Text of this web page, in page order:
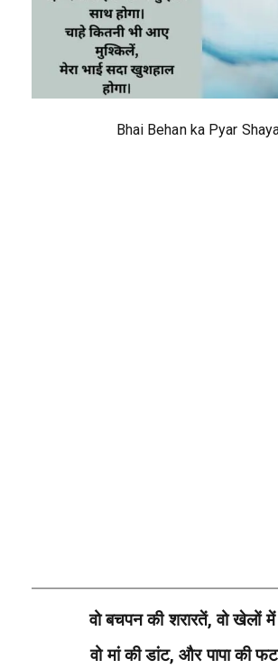
Bhai Behan ka Pyar
वो बचपन की शरारतें, वो खेलों में
वो मां की डांट, और पापा की